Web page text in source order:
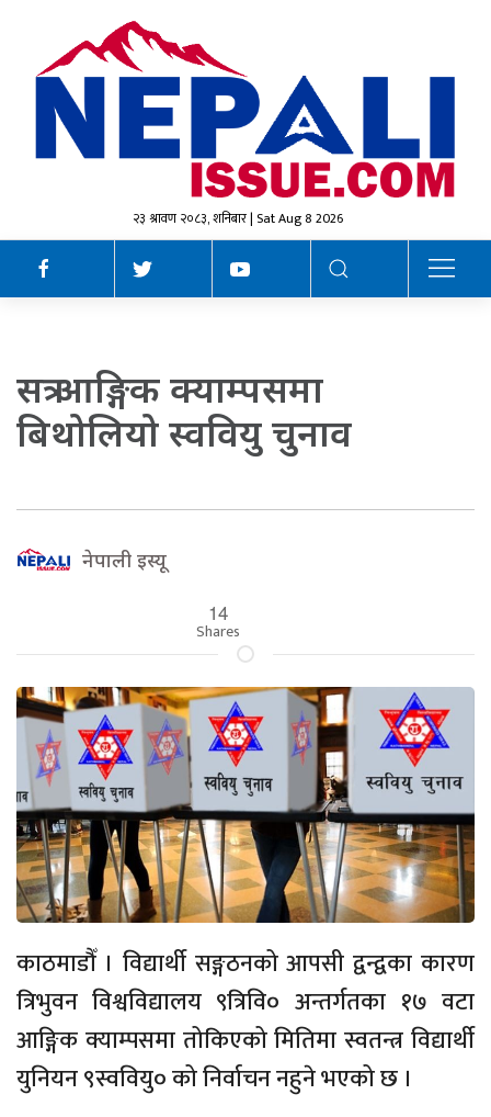
२३ श्रावण २०८३, शनिबार | Sat Aug 8 2026
सत्र आङ्गिक क्याम्पसमा
बिथोलियो स्ववियु चुनाव
नेपाली इस्यू
14
Shares
काठमाडौँ । विद्यार्थी सङ्गठनको आपसी द्वन्द्वका कारण
त्रिभुवन विश्वविद्यालय ९त्रिवि० अन्तर्गतका १७ वटा
आङ्गिक क्याम्पसमा तोकिएको मितिमा स्वतन्त्र विद्यार्थी
युनियन ९स्ववियु० को निर्वाचन नहुने भएको छ ।